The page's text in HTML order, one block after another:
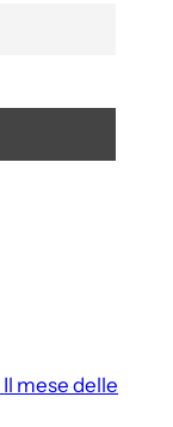
Il mese delle